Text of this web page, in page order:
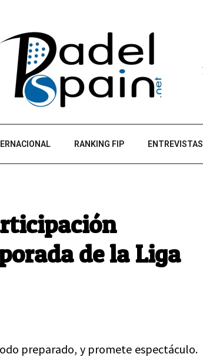
RANKING FIP ENTREVISTAS
de la Liga
preparado, y promete espectáculo.